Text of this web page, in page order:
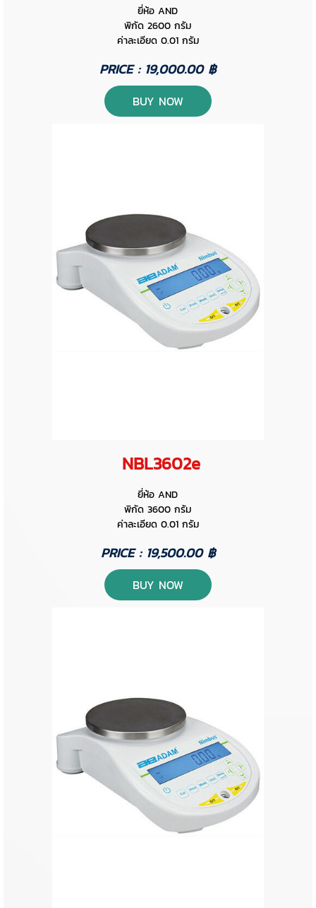
ยี่ห้อ AND
พิกัด 2600 กรัม
ค่าละเอียด 0.01 กรัม
PRICE : 19,000.00 ฿
BUY NOW
NBL3602e
ยี่ห้อ AND
พิกัด 3600 กรัม
ค่าละเอียด 0.01 กรัม
PRICE : 19,500.00 ฿
BUY NOW